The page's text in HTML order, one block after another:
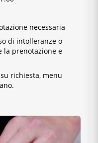
necessaria
di intolleranze o
la prenotazione e
richiesta, menu